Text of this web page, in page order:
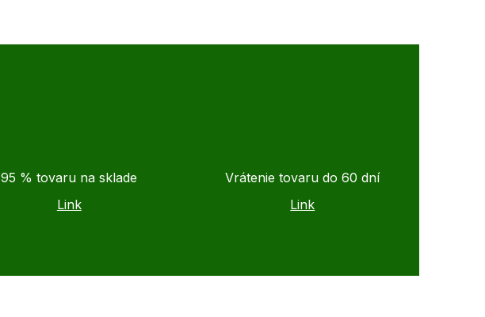
95 % tovaru na sklade
Link
Vrátenie tovaru do 60 dní
Link